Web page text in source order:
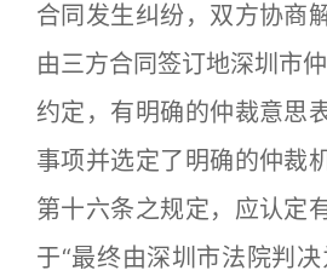
合同发生纠纷，双方协商
由三方合同签订地深圳市
约定，有明确的仲裁意思
事项并选定了明确的仲裁
第十六条之规定，应认定
于“最终由深圳市法院判